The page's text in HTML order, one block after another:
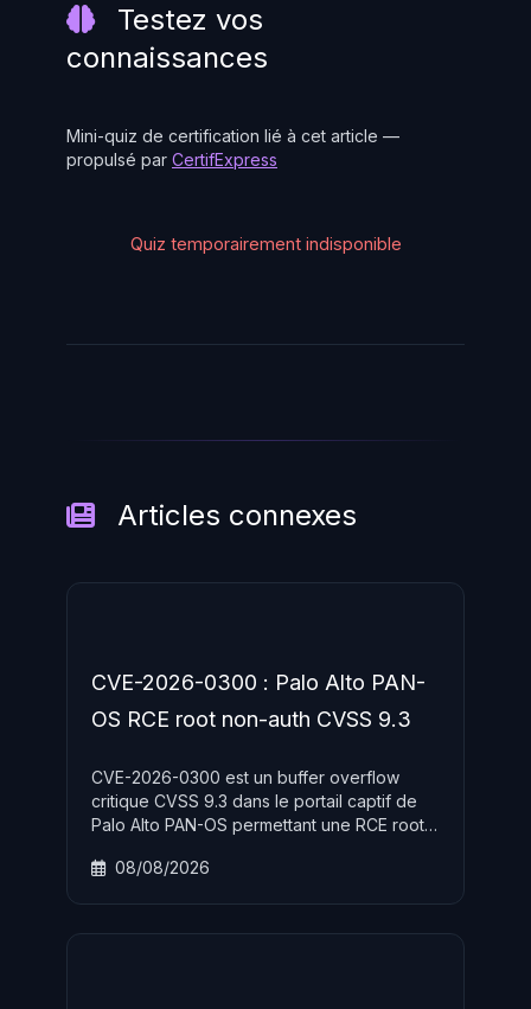
Testez vos
connaissances
Mini-quiz de certification lié à cet article —
propulsé par CertifExpress
Quiz temporairement indisponible
Articles connexes
CVE-2026-0300 : Palo Alto PAN-
OS RCE root non-auth CVSS 9.3
CVE-2026-0300 est un buffer overflow
critique CVSS 9.3 dans le portail captif de
Palo Alto PAN-OS permettant une RCE root
par le groupe etatique CL-STA-1132 ciblant
08/08/2026